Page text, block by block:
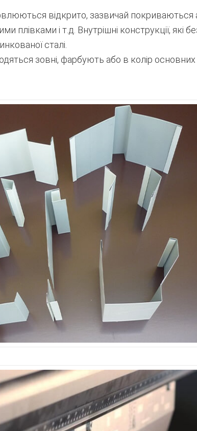
відкрито, зазвичай покриваються
і т.д. Внутрішні конструкції, які
сталі.
зовні, фарбують або в колір